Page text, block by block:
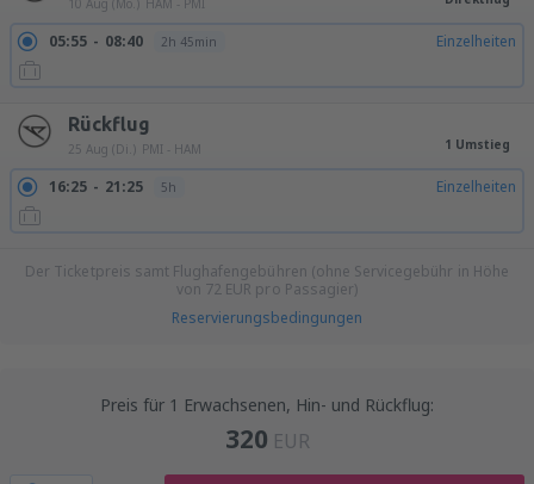
10 Aug (Mo.) HAM - PMI
05:55 08:40 2h 45min Einzelheiten
Rückflug
25 Aug (Di.) PMI - HAM 1 Umstieg
16:25 21:25 5h Einzelheiten
Der Ticketpreis samt Flughafengebühren (ohne Servicegebühr in Höhe
von 72 EUR pro Passagier)
Reservierungsbedingungen
Preis für 1 Erwachsenen, Hin- und Rückflug:
320 EUR